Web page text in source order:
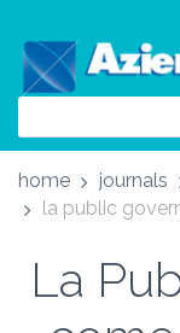
home journals
La